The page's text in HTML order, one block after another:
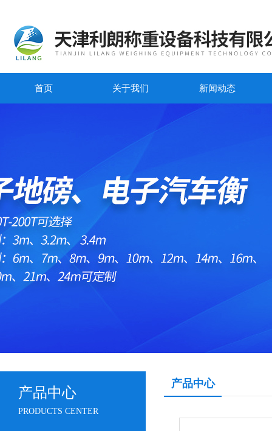
首页 关于我们 新闻动态
产品中心
PRODUCTS CENTER
产品中心